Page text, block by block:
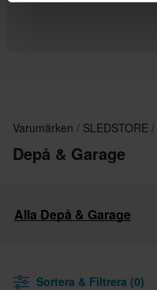
Varumärken SLEDSTORE
Depå & Garage
Alla Depå & Garage
Sortera & Filtrera (0)